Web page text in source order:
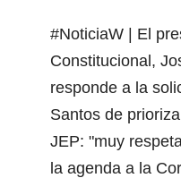
#NoticiaW | El
Constitucional,
responde a la
Santos de
JEP: "muy
la agenda a la